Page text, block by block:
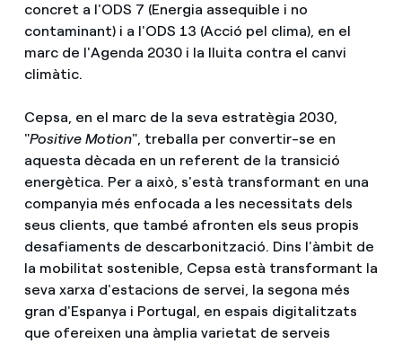
concret a l'ODS 7 (Energia assequible i no
contaminant) i a l'ODS 13 (Acció pel clima), en el
marc de l'Agenda 2030 i la lluita contra el canvi
climàtic.
Cepsa, en el marc de la seva estratègia 2030,
"Positive Motion", treballa per convertir-se en
aquesta dècada en un referent de la transició
energètica. Per a això, s'està transformant en una
companyia més enfocada a les necessitats dels
seus clients, que també afronten els seus propis
desafiaments de descarbonització. Dins l'àmbit de
la mobilitat sostenible, Cepsa està transformant la
seva xarxa d'estacions de servei, la segona més
gran d'Espanya i Portugal, en espais digitalitzats
que ofereixen una àmplia varietat de serveis